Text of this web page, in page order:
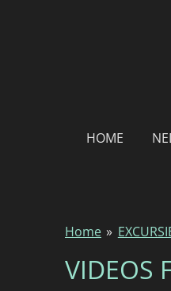
HOME
Home »
VIDEOS